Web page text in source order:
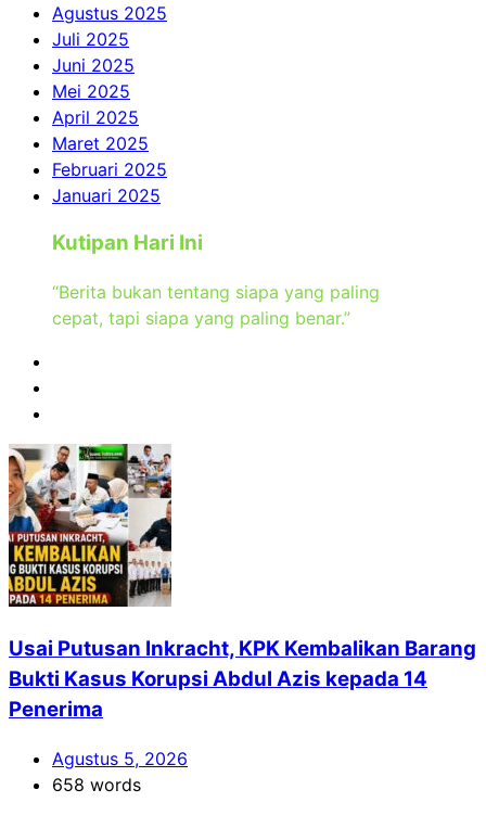
Agustus 2025
Juli 2025
Juni 2025
Mei 2025
April 2025
Maret 2025
Februari 2025
Januari 2025
Kutipan Hari Ini
“Berita bukan tentang siapa yang paling
cepat, tapi siapa yang paling benar.”
Usai Putusan Inkracht, KPK Kembalikan Barang
Bukti Kasus Korupsi Abdul Azis kepada 14
Penerima
Agustus 5, 2026
658 words